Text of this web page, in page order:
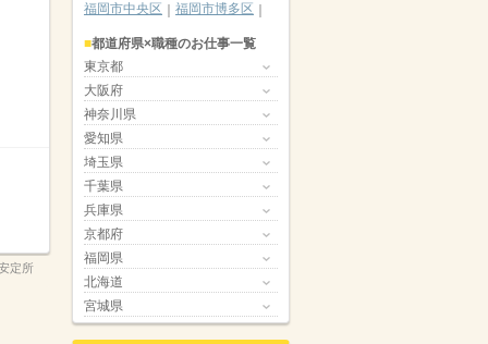
定所
福岡市中央区
福岡市博多区
都道府県×職種のお仕事一覧
東京都
大阪府
神奈川県
愛知県
埼玉県
千葉県
兵庫県
京都府
福岡県
北海道
宮城県